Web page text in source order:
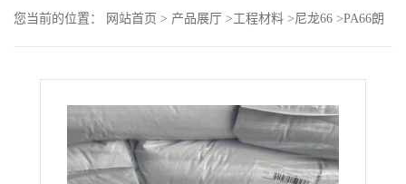
公
您当前的位置： 网站首页 > 产品展厅 >工程材料 >尼龙66 >PA66朗